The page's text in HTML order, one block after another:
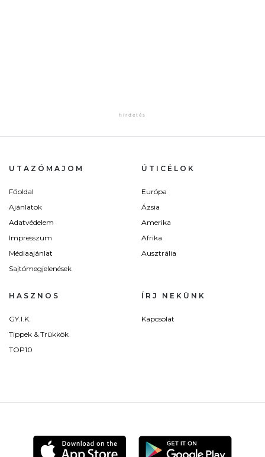
UTAZÓMAJOM
Főoldal
Ajánlatok
Adatvédelem
Impresszum
Médiaajánlat
Sajtómegjelenések
ÚTICÉLOK
Európa
Ázsia
Amerika
Afrika
Ausztrália
HASZNOS
GY.I.K.
Tippek & Trükkök
TOP10
ÍRJ NEKÜNK
Kapcsolat